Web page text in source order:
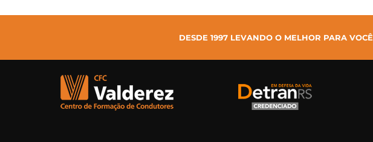
DESDE 1997 LEVANDO O MELHOR PARA VOCÊ